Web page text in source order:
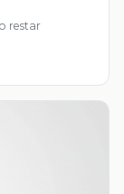
restar